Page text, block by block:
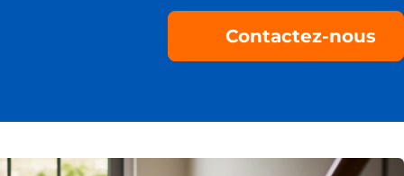
Contactez-nous